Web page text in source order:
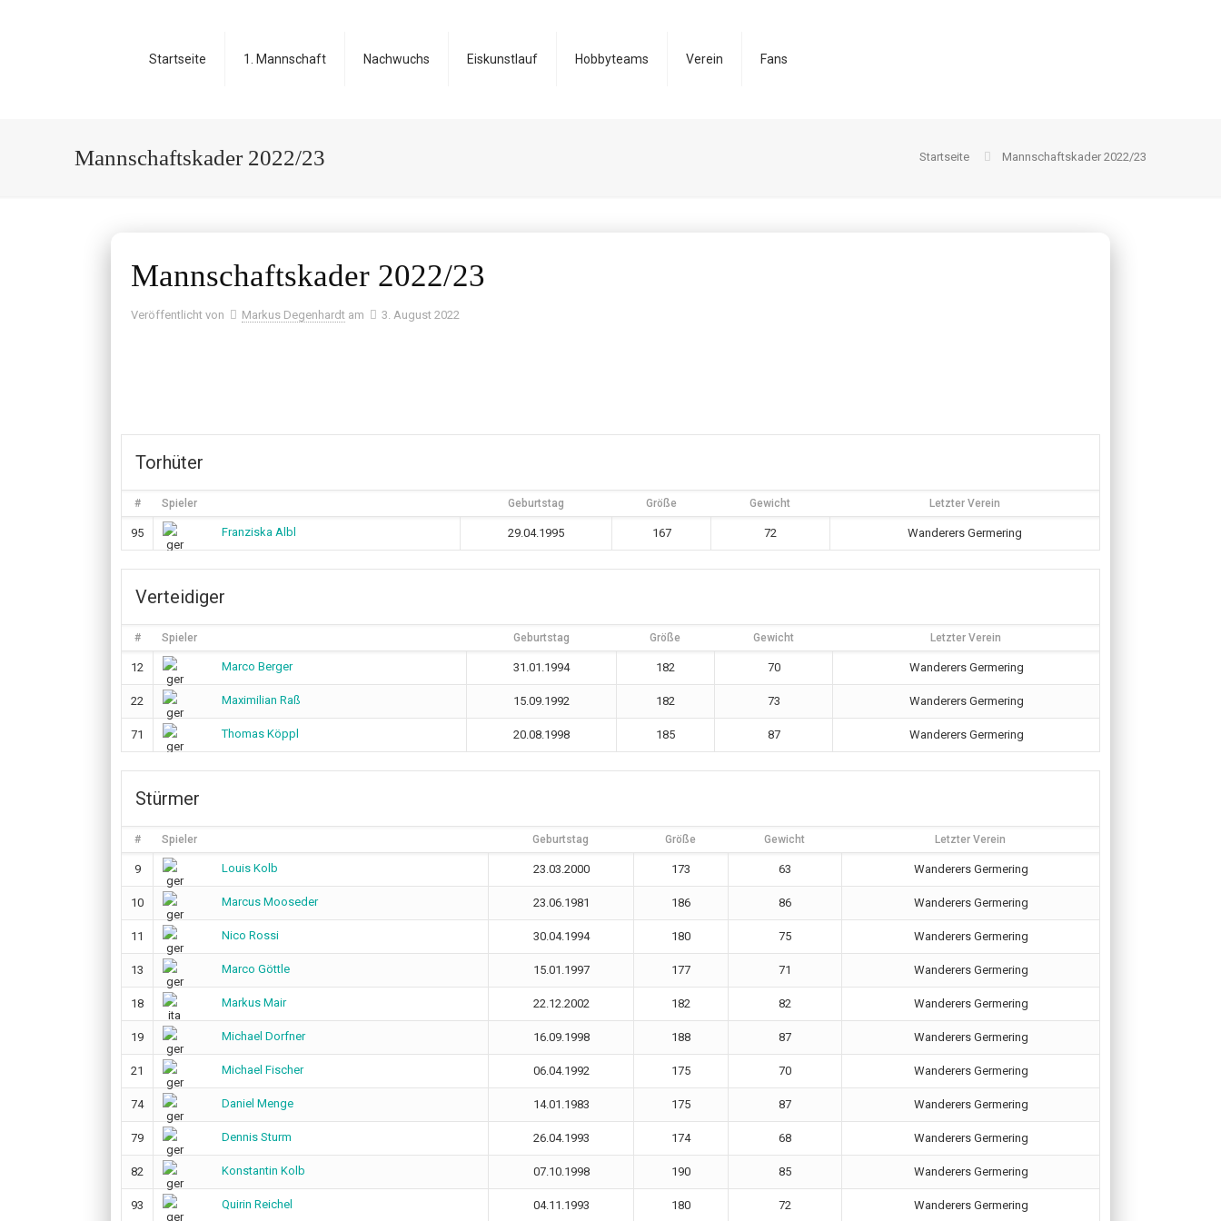
Startseite 1. Mannschaft Nachwuchs Eiskunstlauf Hobbyteams Verein Fans
Mannschaftskader 2022/23 Startseite Mannschaftskader 2022/23
Mannschaftskader 2022/23
Veröffentlicht von Markus Degenhardt am 3. August 2022
Torhüter
# Spieler Geburtstag Größe Gewicht Letzter Verein
95 Franziska Albl 29.04.1995 167 72 Wanderers Germering
Verteidiger
# Spieler Geburtstag Größe Gewicht Letzter Verein
12 Marco Berger 31.01.1994 182 70 Wanderers Germering
22 Maximilian Raß 15.09.1992 182 73 Wanderers Germering
71 Thomas Köppl 20.08.1998 185 87 Wanderers Germering
Stürmer
# Spieler Geburtstag Größe Gewicht Letzter Verein
9 Louis Kolb 23.03.2000 173 63 Wanderers Germering
10 Marcus Mooseder 23.06.1981 186 86 Wanderers Germering
11 Nico Rossi 30.04.1994 180 75 Wanderers Germering
13 Marco Göttle 15.01.1997 177 71 Wanderers Germering
18 Markus Mair 22.12.2002 182 82 Wanderers Germering
19 Michael Dorfner 16.09.1998 188 87 Wanderers Germering
21 Michael Fischer 06.04.1992 175 70 Wanderers Germering
74 Daniel Menge 14.01.1983 175 87 Wanderers Germering
79 Dennis Sturm 26.04.1993 174 68 Wanderers Germering
82 Konstantin Kolb 07.10.1998 190 85 Wanderers Germering
93 Quirin Reichel 04.11.1993 180 72 Wanderers Germering